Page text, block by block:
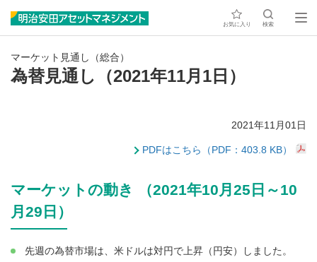
お気に入り 検索
マーケット見通し（総合）
為替見通し（2021年11月1日）
2021年11月01日
PDFはこちら（PDF：403.8 KB）
マーケットの動き （2021年10月25日～10
月29日）
先週の為替市場は、米ドルは対円で上昇（円安）しました。